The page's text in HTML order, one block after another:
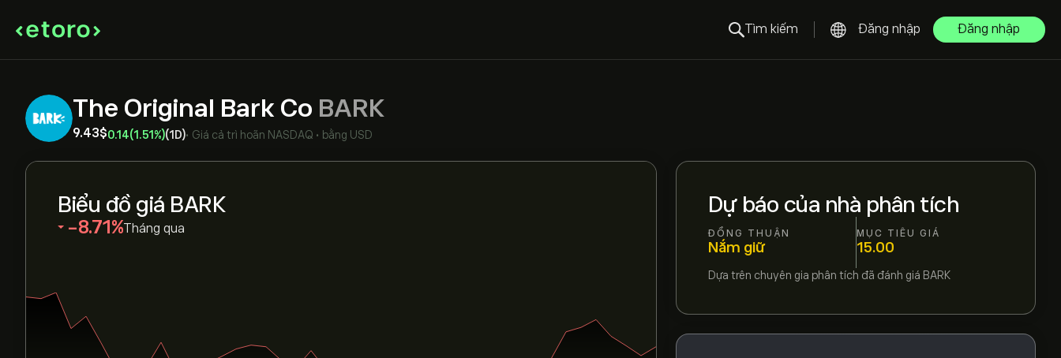
Tìm kiếm Đăng nhập Đăng nhập
The Original Bark Co BARK
9.43‎$‎0.14(1.51%)(1D)• Giá cả trì hoãn NASDAQ • bằng USD
Dự báo của nhà phân tích
ĐỒNG THUẬN
Nắm giữ
MỤC TIÊU GIÁ
15.00
Dựa trên chuyên gia phân tích đã đánh giá BARK
Biểu đồ giá BARK
‎-8.71‎ Tháng qua